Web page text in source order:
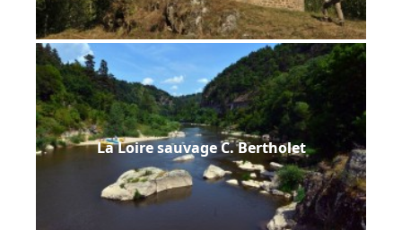
La Loire sauvage C. Bertholet